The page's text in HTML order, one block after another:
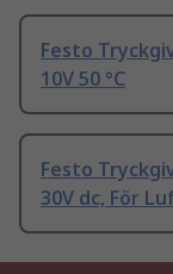
Festo
10V 50 °C
Festo
30V dc, För